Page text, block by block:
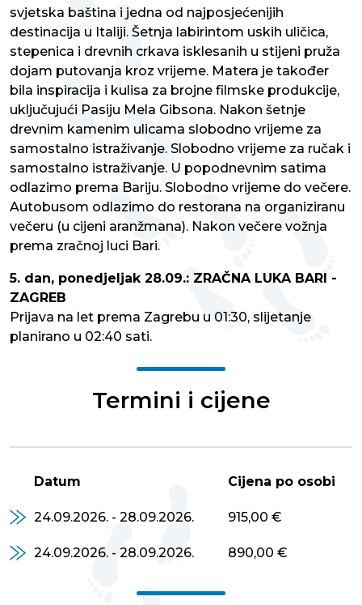
svjetska baština i jedna od najposjećenijih
destinacija u Italiji. Šetnja labirintom uskih uličica,
stepenica i drevnih crkava isklesanih u stijeni pruža
dojam putovanja kroz vrijeme. Matera je također
bila inspiracija i kulisa za brojne filmske produkcije,
uključujući Pasiju Mela Gibsona. Nakon šetnje
drevnim kamenim ulicama slobodno vrijeme za
samostalno istraživanje. Slobodno vrijeme za ručak i
samostalno istraživanje. U popodnevnim satima
odlazimo prema Bariju. Slobodno vrijeme do večere.
Autobusom odlazimo do restorana na organiziranu
večeru (u cijeni aranžmana). Nakon večere vožnja
prema zračnoj luci Bari.
5. dan, ponedjeljak 28.09.: ZRAČNA LUKA BARI -
ZAGREB
Prijava na let prema Zagrebu u 01:30, slijetanje
planirano u 02:40 sati.
Termini i cijene
Datum Cijena po osobi
24.09.2026. - 28.09.2026. 915,00 €
24.09.2026. - 28.09.2026. 890,00 €